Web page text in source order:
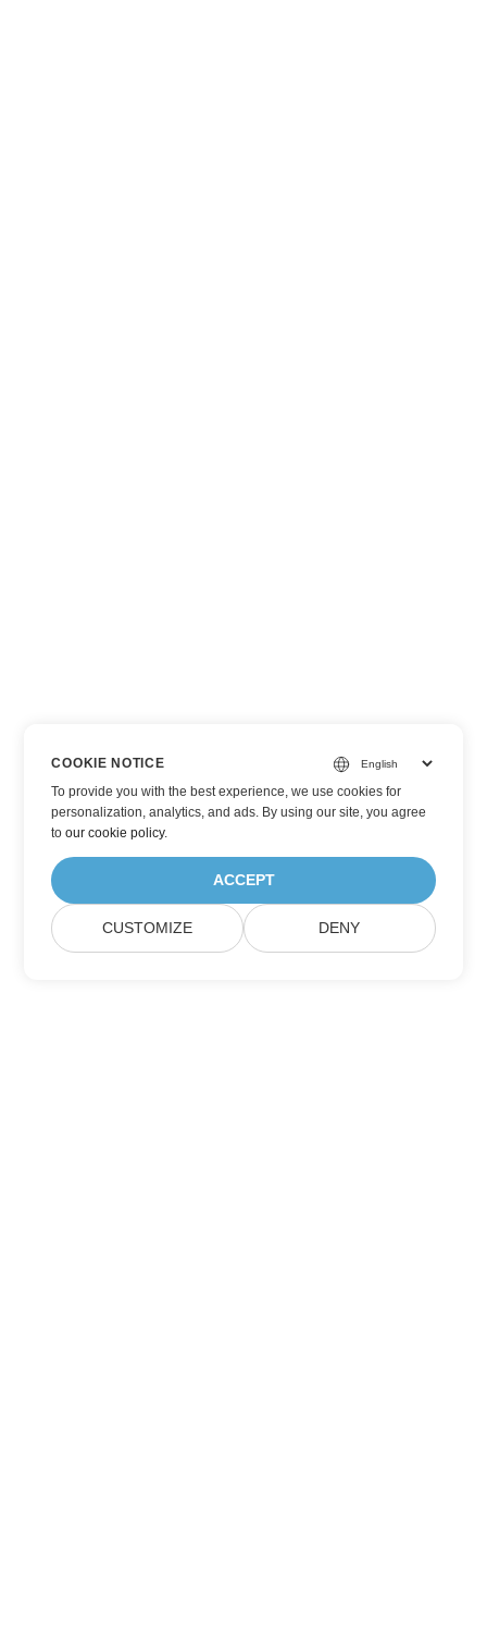
COOKIE NOTICE
To provide you with the best experience, we use cookies for
personalization, analytics, and ads. By using our site, you agree
toour cookie policy.
ACCEPT
CUSTOMIZE DENY